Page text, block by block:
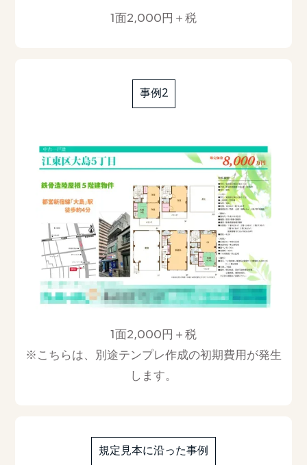
1面2,000円＋税
事例2
1面2,000円＋税
※こちらは、別途テンプレ作成の初期費用が発生
します。
規定見本に沿った事例